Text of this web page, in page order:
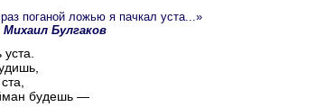
поганой ложью я пачкал уста...»
Михаил Булгаков
будешь —